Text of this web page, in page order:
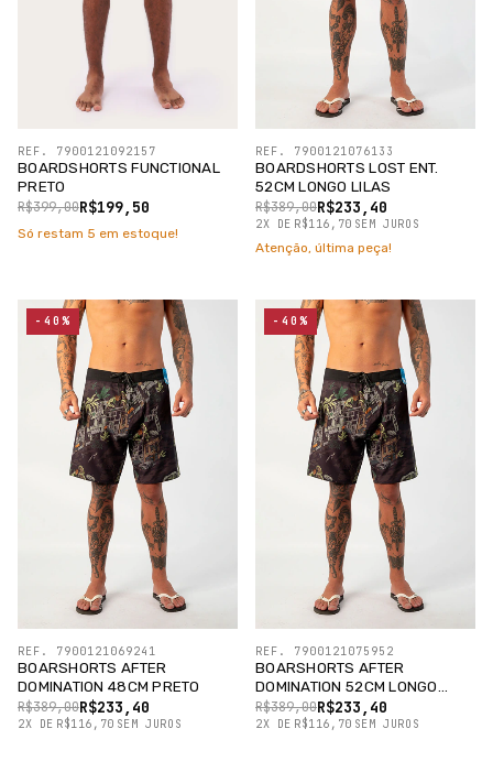
BOARDSHORTS FUNCTIONAL
PRETO
R$199,50
R$399,00
REF. 7900121092157
Só restam 5 em estoque!
BOARDSHORTS LOST ENT.
52CM LONGO LILAS
R$233,40
R$389,00
2X DE R$116,70 SEM JUROS
REF. 7900121076133
Atenção, última peça!
BOARSHORTS AFTER
DOMINATION 48CM PRETO
R$233,40
R$389,00
2X DE R$116,70 SEM JUROS
REF. 7900121069241
-40%
BOARSHORTS AFTER
DOMINATION 52CM LONGO
PRETO
R$233,40
R$389,00
2X DE R$116,70 SEM JUROS
REF. 7900121075952
-40%